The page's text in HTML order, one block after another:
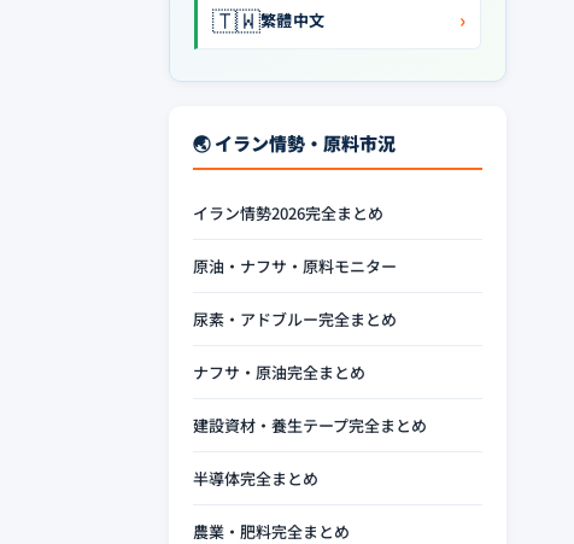
🇹🇼繁體中文 ›
🌏 イラン情勢・原料市況
イラン情勢2026完全まとめ
原油・ナフサ・原料モニター
尿素・アドブルー完全まとめ
ナフサ・原油完全まとめ
建設資材・養生テープ完全まとめ
半導体完全まとめ
農業・肥料完全まとめ